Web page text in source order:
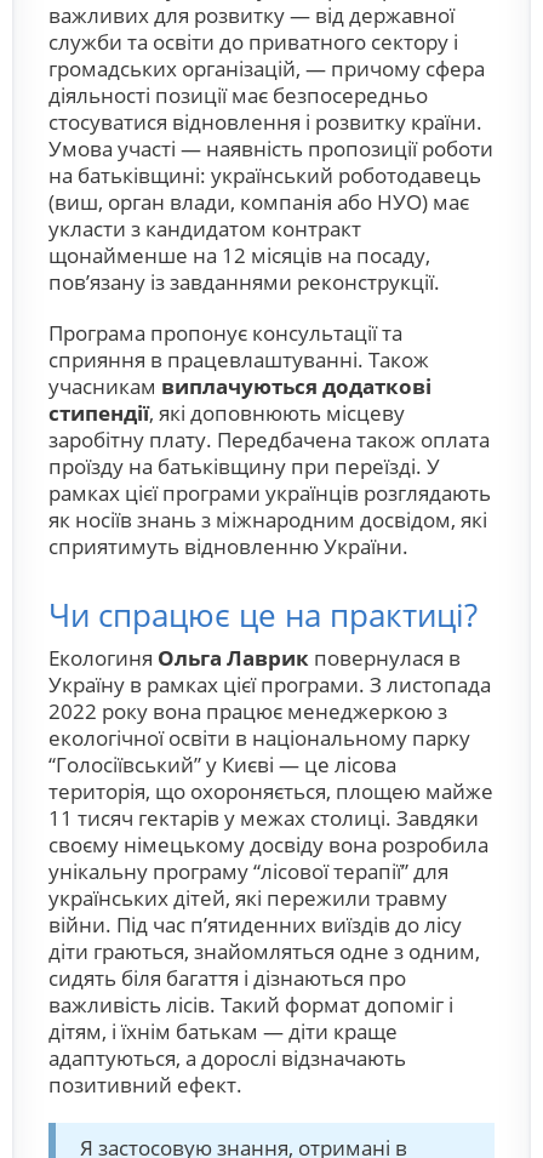
важливих для розвитку — від державної
служби та освіти до приватного сектору і
громадських організацій, — причому сфера
діяльності позиції має безпосередньо
стосуватися відновлення і розвитку країни.
Умова участі — наявність пропозиції роботи
на батьківщині: український роботодавець
(виш, орган влади, компанія або НУО) має
укласти з кандидатом контракт
щонайменше на 12 місяців на посаду,
пов’язану із завданнями реконструкції.
Програма пропонує консультації та
сприяння в працевлаштуванні. Також
учасникам виплачуються додаткові
стипендії, які доповнюють місцеву
заробітну плату. Передбачена також оплата
проїзду на батьківщину при переїзді. У
рамках цієї програми українців розглядають
як носіїв знань з міжнародним досвідом, які
сприятимуть відновленню України.
Чи спрацює це на практиці?
Екологиня Ольга Лаврик повернулася в
Україну в рамках цієї програми. З листопада
2022 року вона працює менеджеркою з
екологічної освіти в національному парку
“Голосіївський” у Києві — це лісова
територія, що охороняється, площею майже
11 тисяч гектарів у межах столиці. Завдяки
своєму німецькому досвіду вона розробила
унікальну програму “лісової терапії” для
українських дітей, які пережили травму
війни. Під час п’ятиденних виїздів до лісу
діти граються, знайомляться одне з одним,
сидять біля багаття і дізнаються про
важливість лісів. Такий формат допоміг і
дітям, і їхнім батькам — діти краще
адаптуються, а дорослі відзначають
позитивний ефект.
Я застосовую знання, отримані в